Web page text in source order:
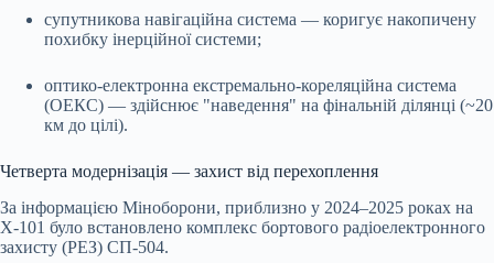
супутникова навігаційна система — коригує накопичену
похибку інерційної системи;
оптико-електронна екстремально-кореляційна система
(ОЕКС) — здійснює "наведення" на фінальній ділянці (~20
км до цілі).
Четверта модернізація — захист від перехоплення
За інформацією Міноборони, приблизно у 2024–2025 роках на
Х-101 було встановлено комплекс бортового радіоелектронного
захисту (РЕЗ) СП-504.